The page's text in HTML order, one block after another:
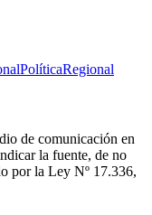
PolíticaRegional
de comunicación en
la fuente, de no
por la Ley Nº 17.336,